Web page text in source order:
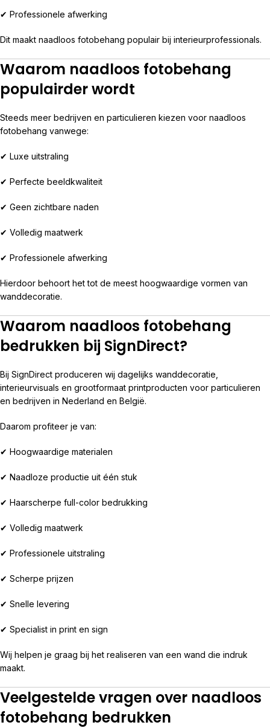
✔ Professionele afwerking
Dit maakt naadloos fotobehang populair bij interieurprofessionals.
Waarom naadloos fotobehang
populairder wordt
Steeds meer bedrijven en particulieren kiezen voor naadloos
fotobehang vanwege:
✔ Luxe uitstraling
✔ Perfecte beeldkwaliteit
✔ Geen zichtbare naden
✔ Volledig maatwerk
✔ Professionele afwerking
Hierdoor behoort het tot de meest hoogwaardige vormen van
wanddecoratie.
Waarom naadloos fotobehang
bedrukken bij SignDirect?
Bij SignDirect produceren wij dagelijks wanddecoratie,
interieurvisuals en grootformaat printproducten voor particulieren
en bedrijven in Nederland en België.
Daarom profiteer je van:
✔ Hoogwaardige materialen
✔ Naadloze productie uit één stuk
✔ Haarscherpe full-color bedrukking
✔ Volledig maatwerk
✔ Professionele uitstraling
✔ Scherpe prijzen
✔ Snelle levering
✔ Specialist in print en sign
Wij helpen je graag bij het realiseren van een wand die indruk
maakt.
Veelgestelde vragen over naadloos
fotobehang bedrukken